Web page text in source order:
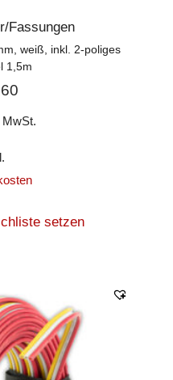
Fassungen
weiß, inkl. 2-poliges
1,5m
MwSt.
setzen